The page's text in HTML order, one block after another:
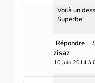
Voilà un
Superbe!
Répondre
zisaz
10 juin 2014 à